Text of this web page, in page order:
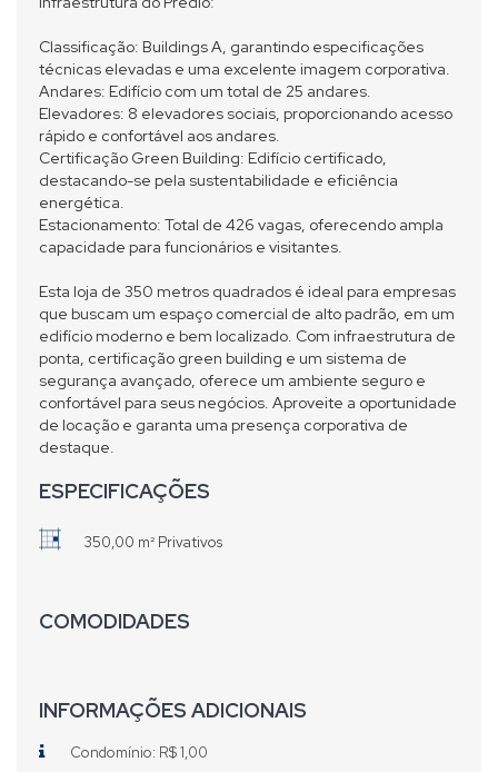
Classificação: Buildings A, garantindo especificações
técnicas elevadas e uma excelente imagem corporativa.
Andares: Edifício com um total de 25 andares.
Elevadores: 8 elevadores sociais, proporcionando acesso
rápido e confortável aos andares.
Certificação Green Building: Edifício certificado,
destacando-se pela sustentabilidade e eficiência
energética.
Estacionamento: Total de 426 vagas, oferecendo ampla
capacidade para funcionários e visitantes.
Esta loja de 350 metros quadrados é ideal para empresas
que buscam um espaço comercial de alto padrão, em um
edifício moderno e bem localizado. Com infraestrutura de
ponta, certificação green building e um sistema de
segurança avançado, oferece um ambiente seguro e
confortável para seus negócios. Aproveite a oportunidade
de locação e garanta uma presença corporativa de
destaque.
ESPECIFICAÇÕES
350,00 m² Privativos
COMODIDADES
INFORMAÇÕES ADICIONAIS
Condomínio: R$ 1,00